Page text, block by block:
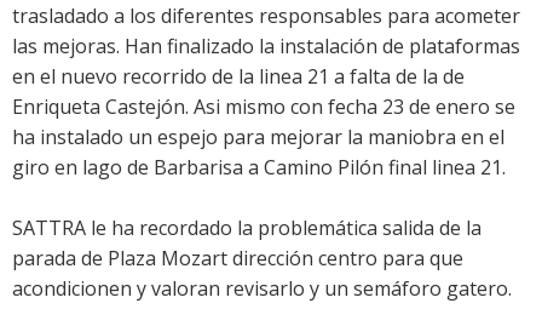
trasladado a los diferentes responsables para acometer
las mejoras. Han finalizado la instalación de plataformas
en el nuevo recorrido de la linea 21 a falta de la de
Enriqueta Castejón. Asi mismo con fecha 23 de enero se
ha instalado un espejo para mejorar la maniobra en el
giro en lago de Barbarisa a Camino Pilón final linea 21.
SATTRA le ha recordado la problemática salida de la
parada de Plaza Mozart dirección centro para que
acondicionen y valoran revisarlo y un semáforo gatero.